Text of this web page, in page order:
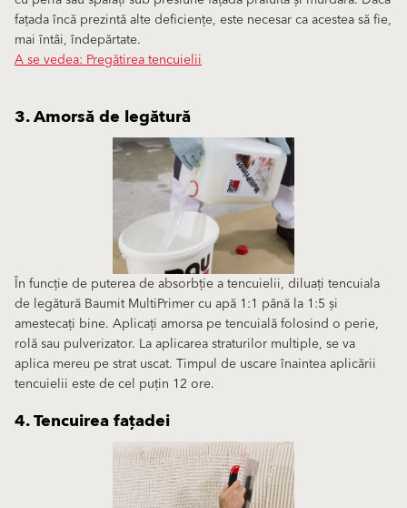
fațada încă prezintă alte deficiențe, este necesar ca acestea să fie,
mai întâi, îndepărtate.
A se vedea: Pregătirea tencuielii
3. Amorsă de legătură
În funcție de puterea de absorbție a tencuielii, diluați tencuiala
de legătură Baumit MultiPrimer cu apă 1:1 până la 1:5 și
amestecați bine. Aplicați amorsa pe tencuială folosind o perie,
rolă sau pulverizator. La aplicarea straturilor multiple, se va
aplica mereu pe strat uscat. Timpul de uscare înaintea aplicării
tencuielii este de cel puțin 12 ore.
4. Tencuirea fațadei